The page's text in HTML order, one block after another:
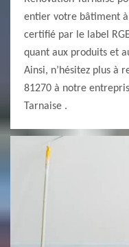
entier votre bâtiment à
certifié par le label
quant aux produits et
Ainsi, n’hésitez plus à
81270 à notre
Tarnaise .